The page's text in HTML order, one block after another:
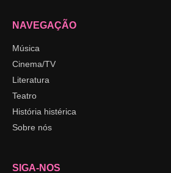
NAVEGAÇÃO
Música
Cinema/TV
Literatura
Teatro
História histérica
Sobre nós
SIGA-NOS